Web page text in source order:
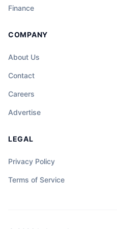
sentro ng hindi
magdala ng liwanag
Finance
COMPANY
About Us
Contact
Careers
Advertise
LEGAL
Privacy Policy
Terms of Service